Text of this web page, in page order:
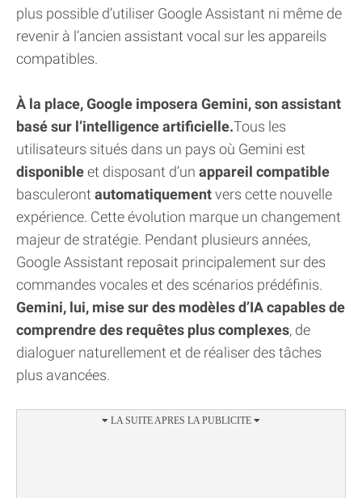
plus possible d’utiliser Google Assistant ni même de
revenir à l’ancien assistant vocal sur les appareils
compatibles.
À la place, Google imposera Gemini, son assistant
basé sur l’intelligence artificielle.Tous les
utilisateurs situés dans un pays où Gemini est
disponibleet disposant d’un appareil compatible
basculeront automatiquementvers cette nouvelle
expérience. Cette évolution marque un changement
majeur de stratégie. Pendant plusieurs années,
Google Assistant reposait principalement sur des
commandes vocales et des scénarios prédéfinis.
Gemini, lui, mise sur des modèles d’IA capables de
comprendre des requêtes plus complexes, de
dialoguer naturellement et de réaliser des tâches
plus avancées.